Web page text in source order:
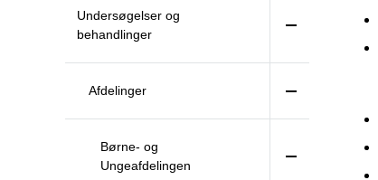
Undersøgelser og
behandlinger
Afdelinger
Børne- og
Ungeafdelingen